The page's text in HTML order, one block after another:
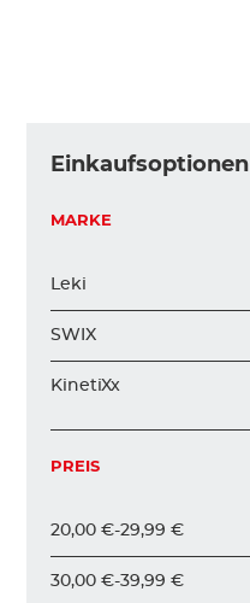
KINDER
VERLEIH
DAS IST INSIDER
Einkaufsoptionen
MARKE
Leki
SWIX
KinetiXx
PREIS
20,00 €-29,99 €
30,00 €-39,99 €